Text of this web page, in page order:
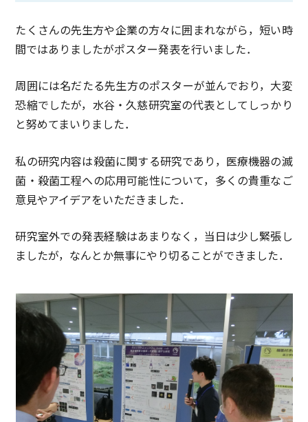
たくさんの先生方や企業の方々に囲まれながら，短い時
間ではありましたがポスター発表を行いました．
周囲には名だたる先生方のポスターが並んでおり，大変
恐縮でしたが，水谷・久慈研究室の代表としてしっかり
と努めてまいりました．
私の研究内容は殺菌に関する研究であり，医療機器の滅
菌・殺菌工程への応用可能性について，多くの貴重なご
意見やアイデアをいただきました．
研究室外での発表経験はあまりなく，当日は少し緊張し
ましたが，なんとか無事にやり切ることができました．